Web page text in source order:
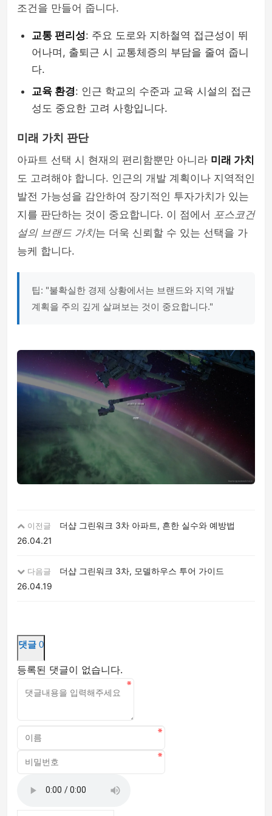
조건을 만들어 줍니다.
교통 편리성: 주요 도로와 지하철역 접근성이 뛰
어나며, 출퇴근 시 교통체증의 부담을 줄여 줍니
다.
교육 환경: 인근 학교의 수준과 교육 시설의 접근
성도 중요한 고려 사항입니다.
미래 가치 판단
아파트 선택 시 현재의 편리함뿐만 아니라 미래 가치
도 고려해야 합니다. 인근의 개발 계획이나 지역적인
발전 가능성을 감안하여 장기적인 투자가치가 있는
지를 판단하는 것이 중요합니다. 이 점에서 포스코건
설의 브랜드 가치는 더욱 신뢰할 수 있는 선택을 가
능케 합니다.
팁: "불확실한 경제 상황에서는 브랜드와 지역 개발
계획을 주의 깊게 살펴보는 것이 중요합니다."
이전글
더샵 그린워크 3차 아파트, 흔한 실수와 예방법
26.04.21
다음글
더샵 그린워크 3차, 모델하우스 투어 가이드
26.04.19
댓글 0
등록된 댓글이 없습니다.